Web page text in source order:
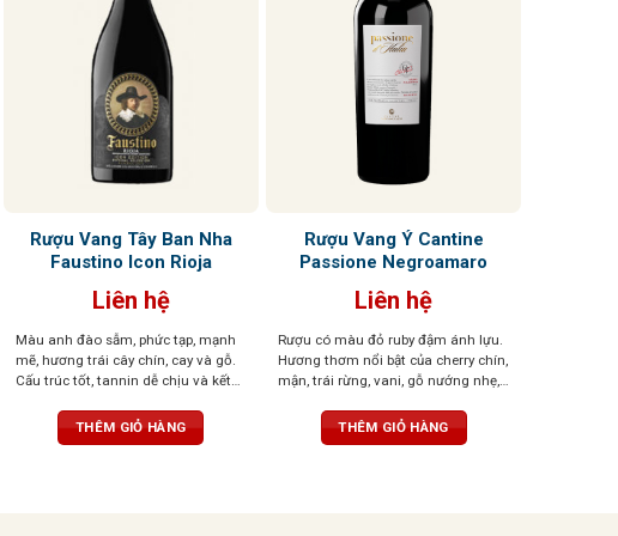
Rượu Vang Tây Ban Nha
Faustino Icon Rioja
Liên hệ
Màu anh đào sẫm, phức tạp, mạnh
mẽ, hương trái cây chín, cay và gỗ.
Cấu trúc tốt, tannin dễ chịu và kết
THÊM GIỎ HÀNG
Rượu Vang Ý Cantine
Passione Negroamaro
Liên hệ
Rượu có màu đỏ ruby đậm ánh lựu.
Hương thơm nổi bật của cherry chín,
mận, trái rừng, vani, gỗ nướng nhẹ,
áp và hài hòa. Tannin mềm mại, kết
cấu tròn trịa, hậu vị kéo dài và
THÊM GIỎ HÀNG